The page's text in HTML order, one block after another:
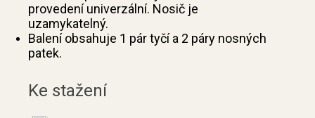
provedení univerzální. Nosič je
uzamykatelný.
Balení obsahuje 1 pár tyčí a 2 páry nosných
patek.
Ke stažení